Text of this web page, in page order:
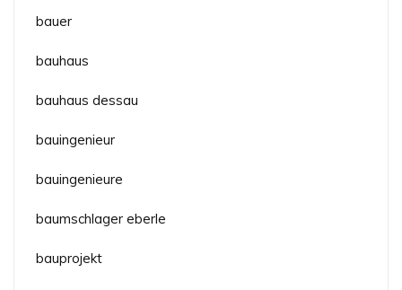
bauer
bauhaus
bauhaus dessau
bauingenieur
bauingenieure
baumschlager eberle
bauprojekt